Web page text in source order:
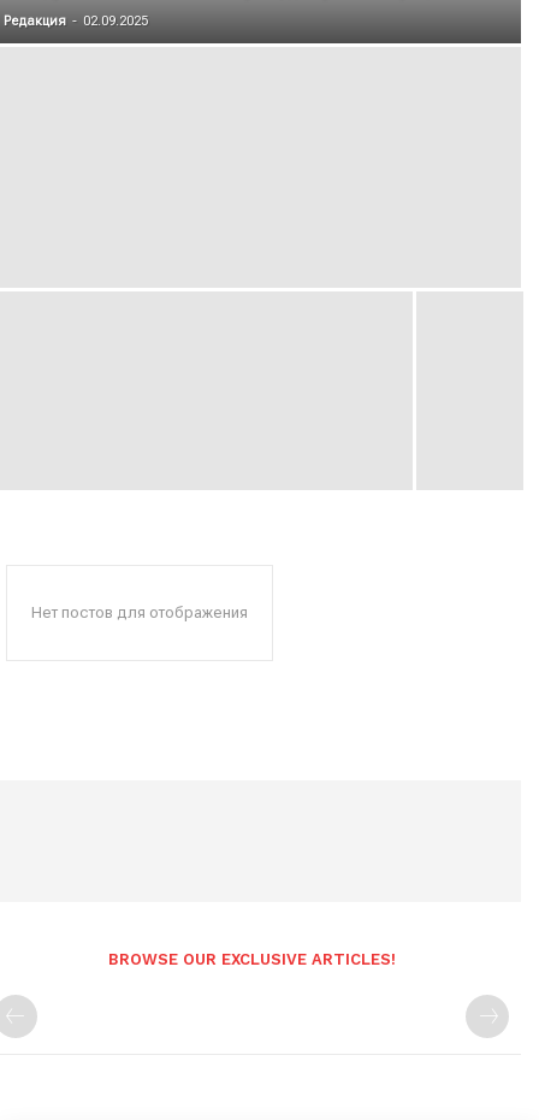
Редакция - 02.09.2025
Нет постов для отображения
BROWSE OUR EXCLUSIVE ARTICLES!